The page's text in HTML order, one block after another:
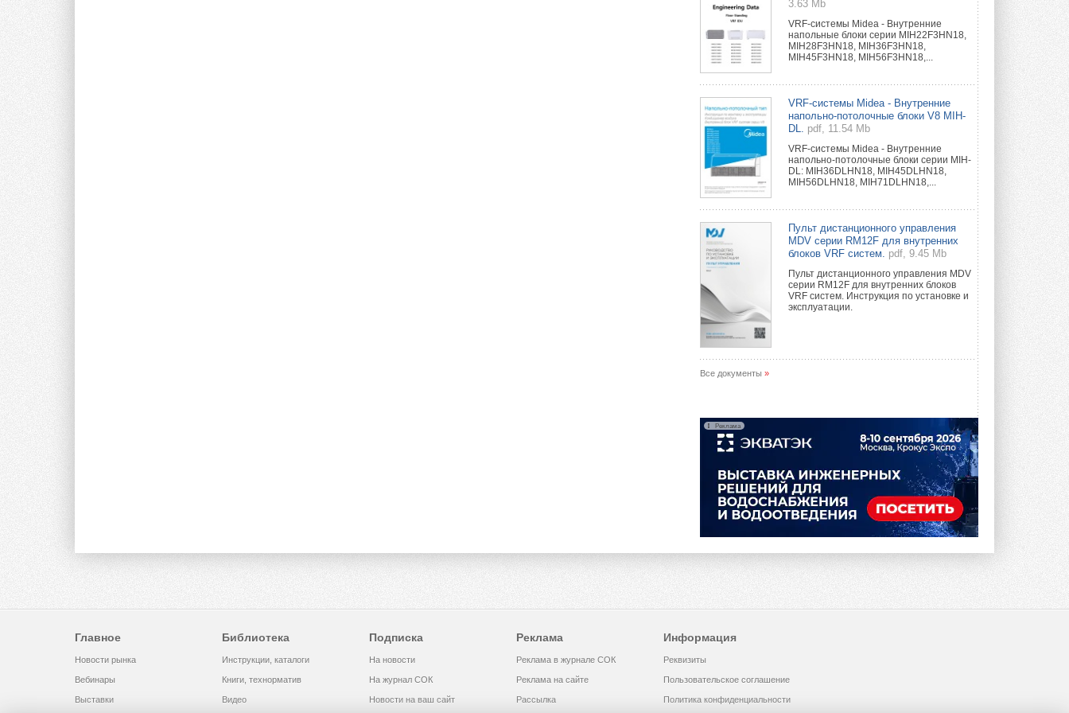
3.63 Mb
VRF-системы Midea - Внутренние
напольные блоки серии MIH22F3HN18,
MIH28F3HN18, MIH36F3HN18,
MIH45F3HN18, MIH56F3HN18,...
VRF-системы Midea - Внутренние
напольно-потолочные блоки V8 MIH-
DL.
pdf, 11.54 Mb
VRF-системы Midea - Внутренние
напольно-потолочные блоки серии MIH-
DL: MIH36DLHN18, MIH45DLHN18,
MIH56DLHN18, MIH71DLHN18,...
Пульт дистанционного управления
MDV серии RM12F для внутренних
блоков VRF систем.
pdf, 9.45 Mb
Пульт дистанционного управления MDV
серии RM12F для внутренних блоков
VRF систем. Инструкция по установке и
эксплуатации.
Все документы »
Реклама
Главное
Новости рынка
Вебинары
Выставки
Библиотека
Инструкции, каталоги
Книги, технорматив
Видео
Подписка
На новости
На журнал СОК
Новости на ваш сайт
Реклама
Реклама в журнале СОК
Реклама на сайте
Рассылка
Информация
Реквизиты
Пользовательское соглашение
Политика конфиденциальности